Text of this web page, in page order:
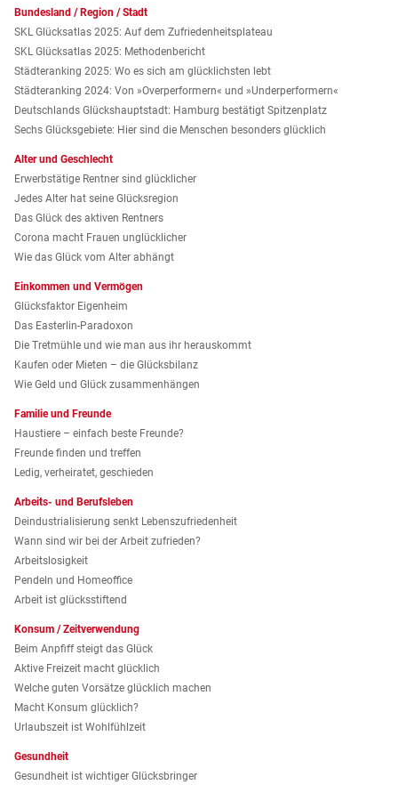
Bundesland / Region / Stadt
SKL Glücksatlas 2025: Auf dem Zufriedenheitsplateau
SKL Glücksatlas 2025: Methodenbericht
Städteranking 2025: Wo es sich am glücklichsten lebt
Städteranking 2024: Von »Over­performern« und »Under­performern«
Deutschlands Glückshauptstadt: Hamburg bestätigt Spitzenplatz
Sechs Glücksgebiete: Hier sind die Menschen besonders glücklich
Alter und Geschlecht
Erwerbstätige Rentner sind glücklicher
Jedes Alter hat seine Glücksregion
Das Glück des aktiven Rentners
Corona macht Frauen unglücklicher
Wie das Glück vom Alter abhängt
Einkommen und Vermögen
Glücksfaktor Eigenheim
Das Easterlin-Paradoxon
Die Tretmühle und wie man aus ihr herauskommt
Kaufen oder Mieten – die Glücksbilanz
Wie Geld und Glück zusammenhängen
Familie und Freunde
Haustiere – einfach beste Freunde?
Freunde finden und treffen
Ledig, verheiratet, geschieden
Arbeits- und Berufsleben
Deindustrialisierung senkt Lebenszufriedenheit
Wann sind wir bei der Arbeit zufrieden?
Arbeitslosigkeit
Pendeln und Homeoffice
Arbeit ist glücksstiftend
Konsum / Zeitverwendung
Beim Anpfiff steigt das Glück
Aktive Freizeit macht glücklich
Welche guten Vorsätze glücklich machen
Macht Konsum glücklich?
Urlaubszeit ist Wohlfühlzeit
Gesundheit
Gesundheit ist wichtiger Glücksbringer